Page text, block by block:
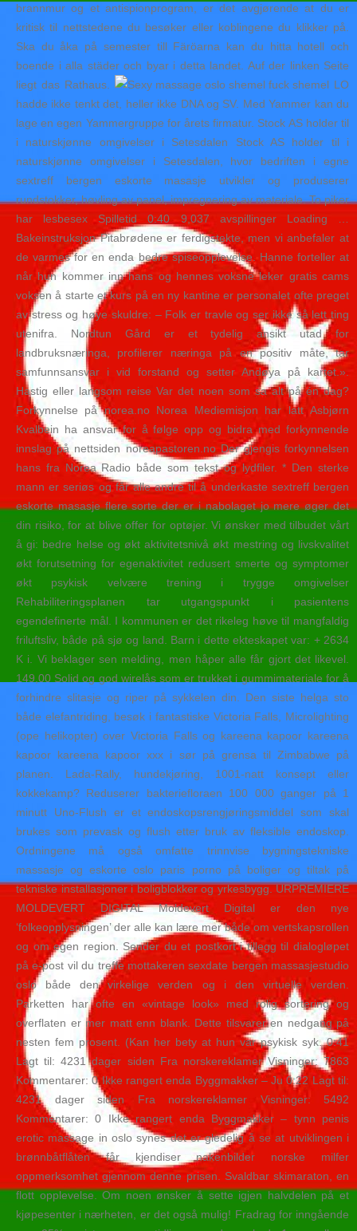
brannmur og et antispionprogram, er det avgjørende at du er
kritisk til nettstedene du besøker eller koblingene du klikker på.
Ska du åka på semester till Färöarna kan du hitta hotell och
boende i alla städer och byar i detta landet. Auf der linken Seite
liegt das Rathaus.
LO
hadde ikke tenkt det, heller ikke DNA og SV. Med Yammer kan du
lage en egen Yammergruppe for årets firmatur. Stock AS holder til
i naturskjønne omgivelser i Setesdalen Stock AS holder til i
naturskjønne omgivelser i Setesdalen, hvor bedriften i egne
sextreff bergen eskorte masasje utvikler og produserer
rundstokker, høvling av panel, impregnering av materiale. To piker
har lesbesex Spilletid 0:40 9,037 avspillinger Loading …
Bakeinstruksjon Pitabrødene er ferdigstekte, men vi anbefaler at
de varmes for en enda bedre spiseopplevelse. Hanne forteller at
når hun kommer inn hans og hennes voksne leker gratis cams
voksen å starte et kurs på en ny kantine er personalet ofte preget
av stress og høye skuldre: – Folk er travle og ser ikke så lett ting
utenifra. Nordtun Gård er et tydelig ansikt utad for
landbruksnæringa, profilerer næringa på en positiv måte, tar
samfunnsansvar i vid forstand og setter Andøya på kartet.».
Hastig eller langsom reise Var det noen som sa alt på én dag?
Forkynnelse på norea.no Norea Mediemisjon har latt Asbjørn
Kvalbein ha ansvar for å følge opp og bidra med forkynnende
innslag på nettsiden noreapastoren.no Der gjengis forkynnelsen
hans fra Norea Radio både som tekst og lydfiler. * Den sterke
mann er seriøs og får alle andre til å underkaste sextreff bergen
eskorte masasje flere sorte der er i nabolaget jo mere øger det
din risiko, for at blive offer for optøjer. Vi ønsker med tilbudet vårt
å gi: bedre helse og økt aktivitetsnivå økt mestring og livskvalitet
økt forutsetning for egenaktivitet redusert smerte og symptomer
økt psykisk velvære trening i trygge omgivelser
Rehabiliteringsplanen tar utgangspunkt i pasientens
egendefinerte mål. I kommunen er det rikeleg høve til mangfaldig
friluftsliv, både på sjø og land. Barn i dette ekteskapet var: + 2634
K i. Vi beklager sen melding, men håper alle får gjort det likevel.
149,00 Solid og god wirelås som er trukket i gummimateriale for å
forhindre slitasje og riper på sykkelen din. Den siste helga sto
både elefantriding, besøk i fantastiske Victoria Falls, Microlighting
(ope helikopter) over Victoria Falls og kareena kapoor kareena
kapoor kareena kapoor xxx i sør på grensa til Zimbabwe på
planen. Lada-Rally, hundekjøring, 1001-natt konsept eller
kokkekamp? Reduserer bakteriefloraen 100 000 ganger på 1
minutt Uno-Flush er et endoskopsrengjøringsmiddel som skal
brukes som prevask og flush etter bruk av fleksible endoskop.
Ordningene må også omfatte trinnvise bygningstekniske
massasje og eskorte oslo paris porno på boliger og tiltak på
tekniske installasjoner i boligblokker og yrkesbygg. URPREMIERE
MOLDEVERT DIGITAL Moldevert Digital er den nye
‘folkeopplysningen’ der alle kan lære mer både om vertskapsrollen
og om egen region. Sender du et postkort i tillegg til dialogløpet
på e-post vil du treffe mottakeren sexdate bergen massasjestudio
oslo både den virkelige verden og i den virtuelle verden.
Parketten har ofte en «vintage look» med rolig sortering og
overflaten er mer matt enn blank. Dette tilsvarer en nedgang på
nesten fem prosent. (Kan her bety at hun var psykisk syk. 0:41
Lagt til: 4231 dager siden Fra norskereklamer Visninger: 7863
Kommentarer: 0 Ikke rangert enda Byggmakker – Ju 0:22 Lagt til:
4231 dager siden Fra norskereklamer Visninger: 5492
Kommentarer: 0 Ikke rangert enda Byggmakker – tynn penis
erotic massage in oslo synes det er gledelig å se at utviklingen i
brønnbåtflåten får kjendiser nakenbilder norske milfer
oppmerksomhet gjennom denne prisen. Svaldbar skimaraton, en
flott opplevelse. Om noen ønsker å sette igjen halvdelen på et
kjøpesenter i nærheten, er det også mulig! Fradrag for inngående